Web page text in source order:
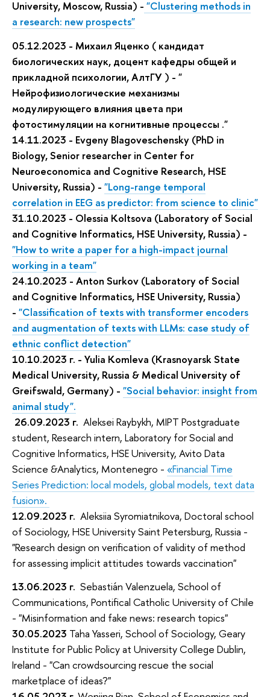
University, Moscow, Russia) - "Clustering methods in
a research: new prospects"
05.12.2023 - Михаил Яценко ( кандидат
биологических наук, доцент кафедры общей и
прикладной психологии, АлтГУ ) - "
Нейрофизиологические механизмы
модулирующего влияния цвета при
фотостимуляции на когнитивные процессы ."
14.11.2023 - Evgeny Blagoveschensky (PhD in
Biology, Senior researcher in Center for
Neuroeconomica and Cognitive Research, HSE
University, Russia) - "Long-range temporal
correlation in EEG as predictor: from science to clinic"
31.10.2023 - Olessia Koltsova (Laboratory of Social
and Cognitive Informatics, HSE University, Russia) -
"How to write a paper for a high-impact journal
working in a team"
24.10.2023 - Anton Surkov (Laboratory of Social
and Cognitive Informatics, HSE University, Russia)
- "Classification of texts with transformer encoders
and augmentation of texts with LLMs: case study of
ethnic conflict detection"
10.10.2023 г. - Yulia Komleva (Krasnoyarsk State
Medical University, Russia & Medical University of
Greifswald, Germany) - "Social behavior: insight from
animal study".
26.09.2023 г. Aleksei Raybykh, MIPT Postgraduate
student, Research intern, Laboratory for Social and
Cognitive Informatics, HSE University, Avito Data
Science &Analytics, Montenegro - «Financial Time
Series Prediction: local models, global models, text data
fusion».
12.09.2023 г. Aleksiia Syromiatnikova, Doctoral school
of Sociology, HSE University Saint Petersburg, Russia -
"Research design on verification of validity of method
for assessing implicit attitudes towards vaccination"
13.06.2023 г. Sebastián Valenzuela, School of
Communications, Pontifical Catholic University of Chile
- "Misinformation and fake news: research topics"
30.05.2023 Taha Yasseri, School of Sociology, Geary
Institute for Public Policy at University College Dublin,
Ireland - "Can crowdsourcing rescue the social
marketplace of ideas?"